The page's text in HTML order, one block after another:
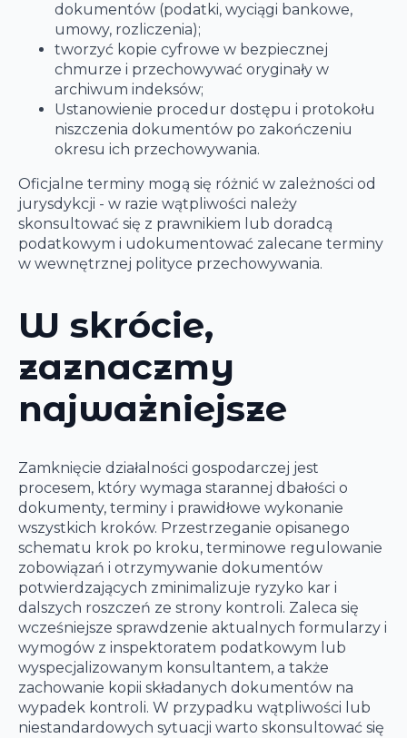
dokumentów (podatki, wyciągi bankowe,
umowy, rozliczenia);
tworzyć kopie cyfrowe w bezpiecznej
chmurze i przechowywać oryginały w
archiwum indeksów;
Ustanowienie procedur dostępu i protokołu
niszczenia dokumentów po zakończeniu
okresu ich przechowywania.
Oficjalne terminy mogą się różnić w zależności od
jurysdykcji - w razie wątpliwości należy
skonsultować się z prawnikiem lub doradcą
podatkowym i udokumentować zalecane terminy
w wewnętrznej polityce przechowywania.
W skrócie,
zaznaczmy
najważniejsze
Zamknięcie działalności gospodarczej jest
procesem, który wymaga starannej dbałości o
dokumenty, terminy i prawidłowe wykonanie
wszystkich kroków. Przestrzeganie opisanego
schematu krok po kroku, terminowe regulowanie
zobowiązań i otrzymywanie dokumentów
potwierdzających zminimalizuje ryzyko kar i
dalszych roszczeń ze strony kontroli. Zaleca się
wcześniejsze sprawdzenie aktualnych formularzy i
wymogów z inspektoratem podatkowym lub
wyspecjalizowanym konsultantem, a także
zachowanie kopii składanych dokumentów na
wypadek kontroli. W przypadku wątpliwości lub
niestandardowych sytuacji warto skonsultować się